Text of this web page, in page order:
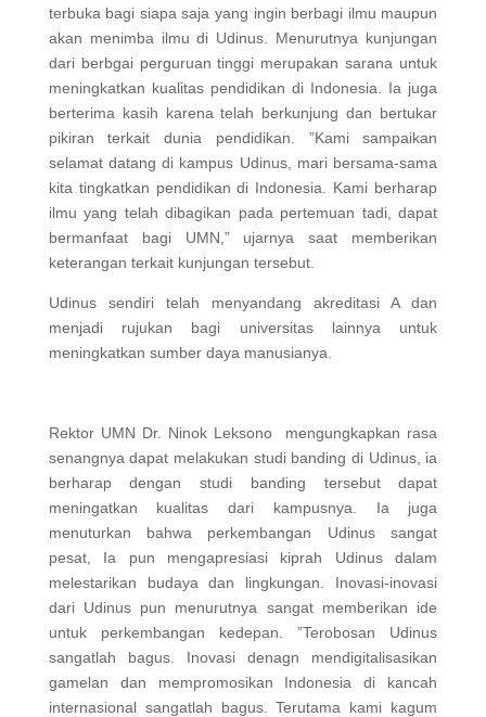
terbuka bagi siapa saja yang ingin berbagi ilmu maupun
akan menimba ilmu di Udinus. Menurutnya kunjungan
dari berbgai perguruan tinggi merupakan sarana untuk
meningkatkan kualitas pendidikan di Indonesia. Ia juga
berterima kasih karena telah berkunjung dan bertukar
pikiran terkait dunia pendidikan. ”Kami sampaikan
selamat datang di kampus Udinus, mari bersama-sama
kita tingkatkan pendidikan di Indonesia. Kami berharap
ilmu yang telah dibagikan pada pertemuan tadi, dapat
bermanfaat bagi UMN,” ujarnya saat memberikan
keterangan terkait kunjungan tersebut.
Udinus sendiri telah menyandang akreditasi A dan
menjadi rujukan bagi universitas lainnya untuk
meningkatkan sumber daya manusianya.
Rektor UMN Dr. Ninok Leksono mengungkapkan rasa
senangnya dapat melakukan studi banding di Udinus, ia
berharap dengan studi banding tersebut dapat
meningatkan kualitas dari kampusnya. Ia juga
menuturkan bahwa perkembangan Udinus sangat
pesat, Ia pun mengapresiasi kiprah Udinus dalam
melestarikan budaya dan lingkungan. Inovasi-inovasi
dari Udinus pun menurutnya sangat memberikan ide
untuk perkembangan kedepan. ”Terobosan Udinus
sangatlah bagus. Inovasi denagn mendigitalisasikan
gamelan dan mempromosikan Indonesia di kancah
internasional sangatlah bagus. Terutama kami kagum